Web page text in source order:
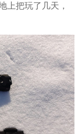
上把玩了几天，